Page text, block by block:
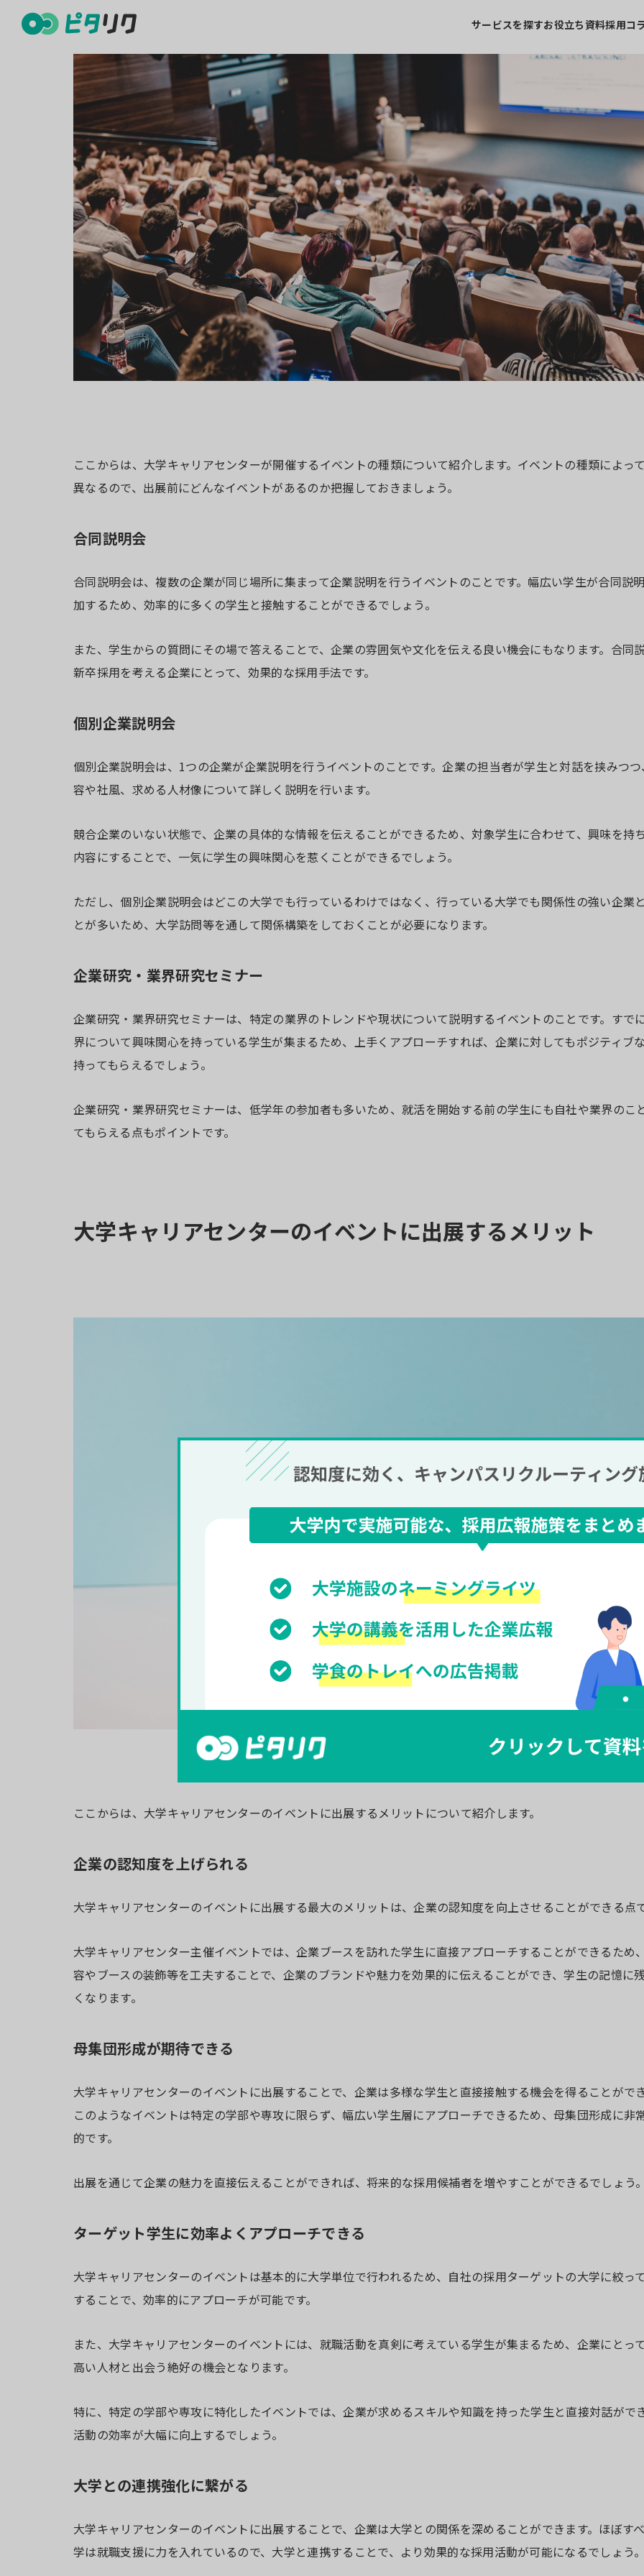
サービスを探すお役立ち資料採用コ
ここからは、大学キャリアセンターが開催するイベントの種類について紹介します。イベントの種類によっ
異なるので、出展前にどんなイベントがあるのか把握しておきましょう。
合同説明会
合同説明会は、複数の企業が同じ場所に集まって企業説明を行うイベントのことです。幅広い学生が合同説
加するため、効率的に多くの学生と接触することができるでしょう。
また、学生からの質問にその場で答えることで、企業の雰囲気や文化を伝える良い機会にもなります。合同
新卒採用を考える企業にとって、効果的な採用手法です。
個別企業説明会
個別企業説明会は、1つの企業が企業説明を行うイベントのことです。企業の担当者が学生と対話を挟みつ
容や社風、求める人材像について詳しく説明を行います。
競合企業のいない状態で、企業の具体的な情報を伝えることができるため、対象学生に合わせて、興味を持
内容にすることで、一気に学生の興味関心を惹くことができるでしょう。
ただし、個別企業説明会はどこの大学でも行っているわけではなく、行っている大学でも関係性の強い企業
とが多いため、大学訪問等を通して関係構築をしておくことが必要になります。
企業研究・業界研究セミナー
企業研究・業界研究セミナーは、特定の業界のトレンドや現状について説明するイベントのことです。すで
界について興味関心を持っている学生が集まるため、上手くアプローチすれば、企業に対してもポジティブ
持ってもらえるでしょう。
企業研究・業界研究セミナーは、低学年の参加者も多いため、就活を開始する前の学生にも自社や業界のこ
てもらえる点もポイントです。
大学キャリアセンターのイベントに出展するメリット
ここからは、大学キャリアセンターのイベントに出展するメリットについて紹介します。
企業の認知度を上げられる
大学キャリアセンターのイベントに出展する最大のメリットは、企業の認知度を向上させることができる点
大学キャリアセンター主催イベントでは、企業ブースを訪れた学生に直接アプローチすることができるため
容やブースの装飾等を工夫することで、企業のブランドや魅力を効果的に伝えることができ、学生の記憶に
くなります。
母集団形成が期待できる
大学キャリアセンターのイベントに出展することで、企業は多様な学生と直接接触する機会を得ることがで
このようなイベントは特定の学部や専攻に限らず、幅広い学生層にアプローチできるため、母集団形成に非
的です。
出展を通じて企業の魅力を直接伝えることができれば、将来的な採用候補者を増やすことができるでしょう
ターゲット学生に効率よくアプローチできる
大学キャリアセンターのイベントは基本的に大学単位で行われるため、自社の採用ターゲットの大学に絞っ
することで、効率的にアプローチが可能です。
また、大学キャリアセンターのイベントには、就職活動を真剣に考えている学生が集まるため、企業にとっ
高い人材と出会う絶好の機会となります。
特に、特定の学部や専攻に特化したイベントでは、企業が求めるスキルや知識を持った学生と直接対話がで
活動の効率が大幅に向上するでしょう。
大学との連携強化に繋がる
大学キャリアセンターのイベントに出展することで、企業は大学との関係を深めることができます。ほぼす
学は就職支援に力を入れているので、大学と連携することで、より効果的な採用活動が可能になるでしょう